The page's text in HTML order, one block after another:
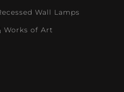
Wall Lamps
Works of Art